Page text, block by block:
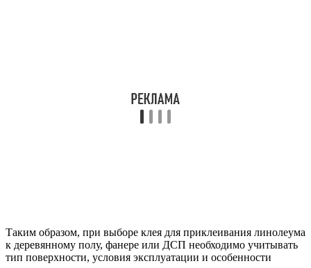
Таким образом, при выборе клея для приклеивания линолеума
к деревянному полу, фанере или ДСП необходимо учитывать
тип поверхности, условия эксплуатации и особенности